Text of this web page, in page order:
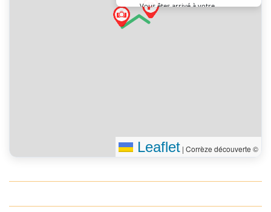
Vous êtes arrivé à votre
destination
Leaflet | Corrèze découverte ©